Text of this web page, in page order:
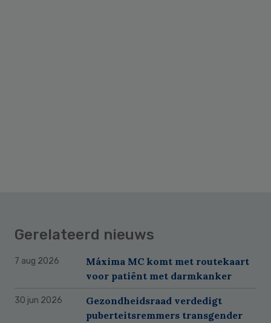
Gerelateerd nieuws
7 aug 2026
Máxima MC komt met routekaart
voor patiënt met darmkanker
30 jun 2026
Gezondheidsraad verdedigt
puberteitsremmers transgender